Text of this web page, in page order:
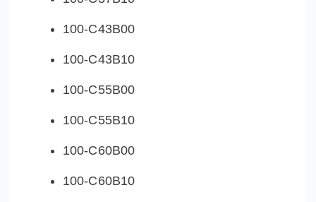
100-C43B00
100-C43B10
100-C55B00
100-C55B10
100-C60B00
100-C60B10